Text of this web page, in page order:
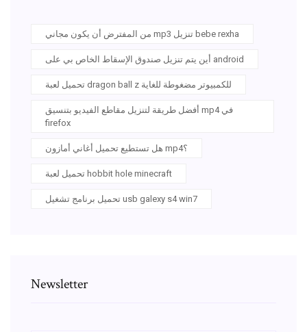
من المفترض أن يكون مجاني mp3 تنزيل bebe rexha
أين يتم تنزيل صندوق الإسقاط الخاص بي على android
تحميل لعبة dragon ball z للكمبيوتر مضغوطة للغاية
أفضل طريقة لتنزيل مقاطع الفيديو بتنسيق mp4 في
firefox
هل تستطيع تحميل أغاني أمازون mp4؟
تحميل لعبة hobbit hole minecraft
تحميل برنامج تشغيل usb galexy s4 win7
Newsletter